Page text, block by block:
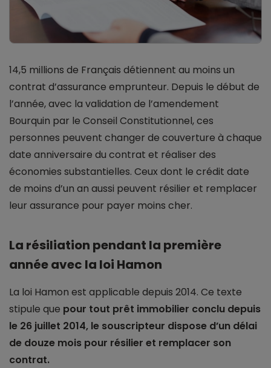
14,5 millions de Français détiennent au moins un
contrat d’assurance emprunteur. Depuis le début de
l’année, avec la validation de l’amendement
Bourquin par le Conseil Constitutionnel, ces
personnes peuvent changer de couverture à chaque
date anniversaire du contrat et réaliser des
économies substantielles. Ceux dont le crédit date
de moins d’un an aussi peuvent résilier et remplacer
leur assurance pour payer moins cher.
La résiliation pendant la première
année avec la loi Hamon
La loi Hamon est applicable depuis 2014. Ce texte
stipule que pour tout prêt immobilier conclu depuis
le 26 juillet 2014, le souscripteur dispose d’un délai
de douze mois pour résilier et remplacer son
contrat.